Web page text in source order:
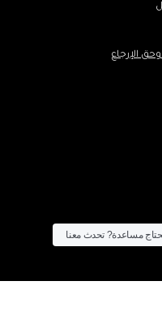
الإرجاع
مساعدة? تحدث معنا